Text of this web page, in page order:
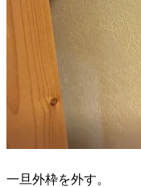
一旦外枠を外す。